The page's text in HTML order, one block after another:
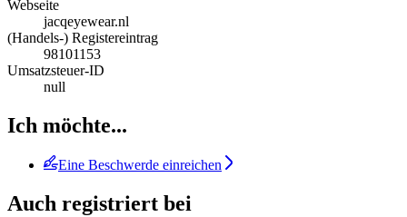
Webseite
jacqeyewear.nl
(Handels-) Registereintrag
98101153
Umsatzsteuer-ID
null
Ich möchte...
Eine Beschwerde einreichen
Auch registriert bei